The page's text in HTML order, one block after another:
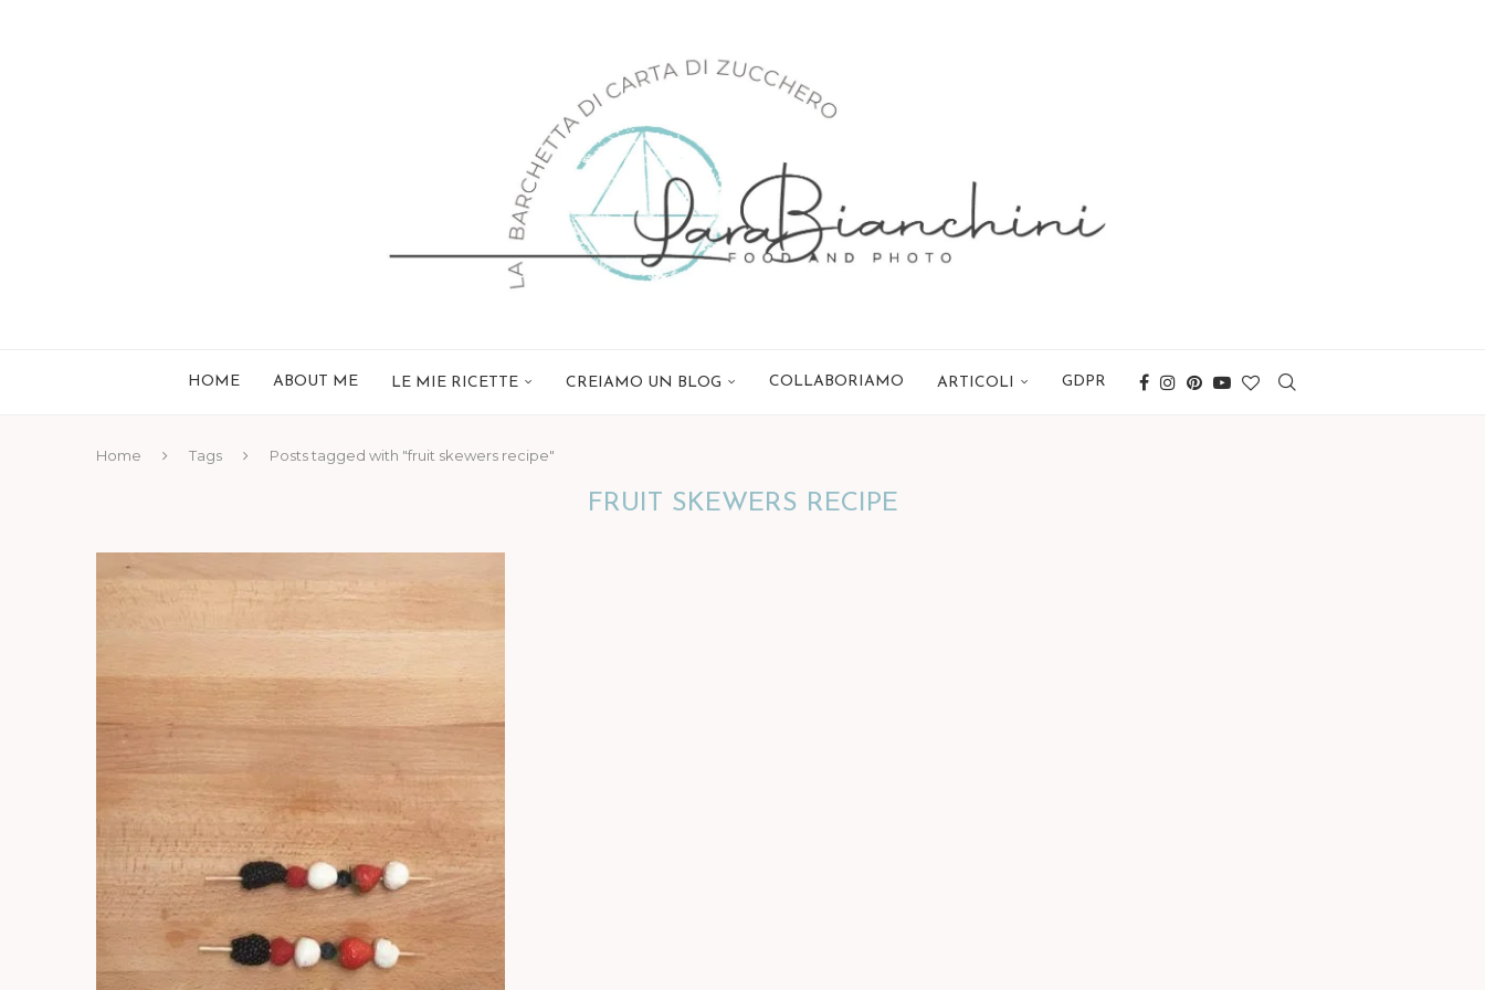
HOME ABOUT ME LE MIE RICETTE CREIAMO UN BLOG COLLABORIAMO ARTICOLI GDPR
Home Tags Posts tagged with "fruit skewers recipe"
FRUIT SKEWERS RECIPE